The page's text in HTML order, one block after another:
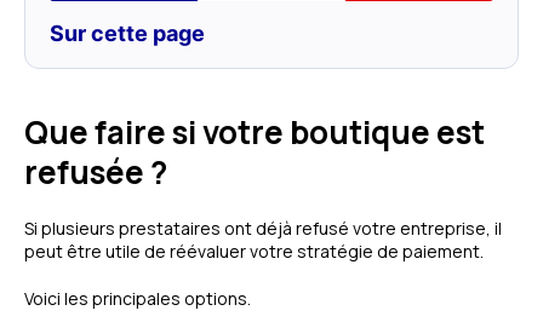
Sur cette page
Que faire si votre boutique est
refusée ?
Si plusieurs prestataires ont déjà refusé votre entreprise, il
peut être utile de réévaluer votre stratégie de paiement.
Voici les principales options.